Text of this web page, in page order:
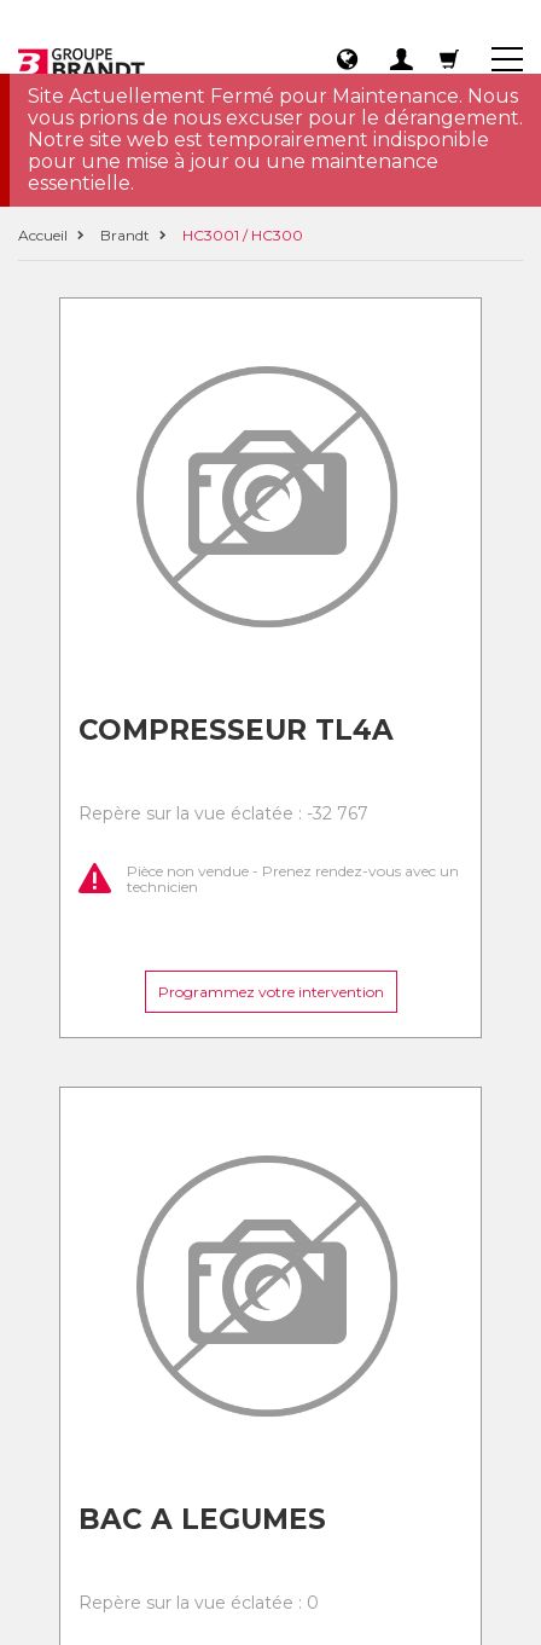
Site Actuellement Fermé pour Maintenance. Nous
vous prions de nous excuser pour le dérangement.
Notre site web est temporairement indisponible
pour une mise à jour ou une maintenance
essentielle.
Accueil Brandt HC3001 / HC300
COMPRESSEUR TL4A
Repère sur la vue éclatée : -32 767
Pièce non vendue - Prenez rendez-vous avec un
technicien
Programmez votre intervention
BAC A LEGUMES
Repère sur la vue éclatée : 0